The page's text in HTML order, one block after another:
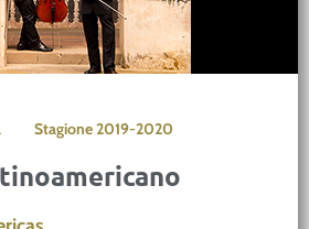
Stagione2019-2020